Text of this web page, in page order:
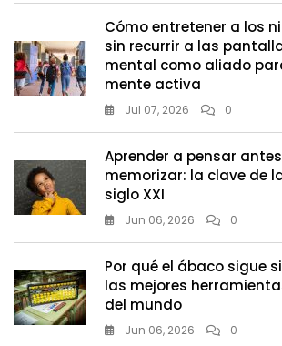
Cómo entretener a los
sin recurrir a las
mental como aliado
mente activa
Jul 07, 2026 0
Aprender a pensar
memorizar: la clave de
siglo XXI
Jun 06, 2026 0
Por qué el ábaco sigue
las mejores
del mundo
Jun 06, 2026 0